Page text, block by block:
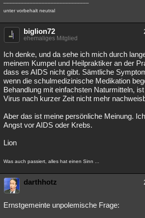
unter vorbehalt neutral
biglion72
ehemaliges Mitglied
Ich denke, und da sehe ich mich durch
meinem Kumpel und Heilpraktiker an der
dass es AIDS nicht gibt. Sämtliche
wenn die schulmedizinische Medikation
Behandlung mit einfachsten Naturmitteln,
Virus nach kurzer Zeit nicht mehr
Aber das ist meine persönliche Meinung.
Angst vor AIDS oder Krebs.
Lion
Was auch passiert, alles hat einen Sinn ...
darthhotz
Ernstgemeinte unpolemische Frage: